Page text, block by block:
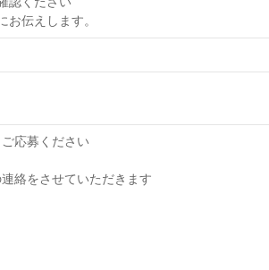
伝えします。
応募ください
絡をさせていただきます